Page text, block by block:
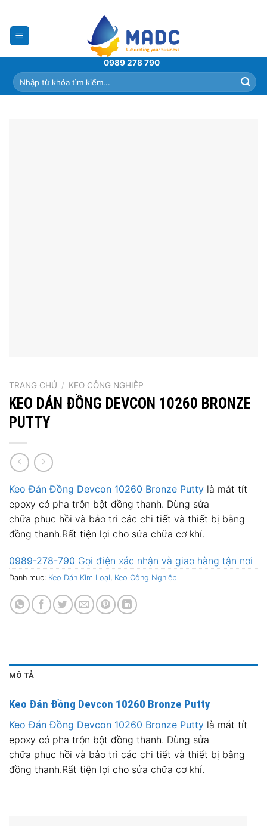
content
0989 278 790
Tìm
kiếm:
TRANG CHỦ / KEO CÔNG NGHIỆP
KEO DÁN ĐỒNG DEVCON 10260 BRONZE
PUTTY
Keo Đán Đồng Devcon 10260 Bronze Putty là mát tít
epoxy có pha trộn bột đồng thanh. Dùng sửa
chữa phục hồi và bảo trì các chi tiết và thiết bị bằng
đồng thanh.Rất tiện lợi cho sửa chữa cơ khí.
0989-278-790 Gọi điện xác nhận và giao hàng tận nơi
Danh mục: Keo Dán Kim Loại, Keo Công Nghiệp
MÔ TẢ
Keo Đán Đồng Devcon 10260 Bronze Putty
Keo Đán Đồng Devcon 10260 Bronze Putty là mát tít
epoxy có pha trộn bột đồng thanh. Dùng sửa
chữa phục hồi và bảo trì các chi tiết và thiết bị bằng
đồng thanh.Rất tiện lợi cho sửa chữa cơ khí.